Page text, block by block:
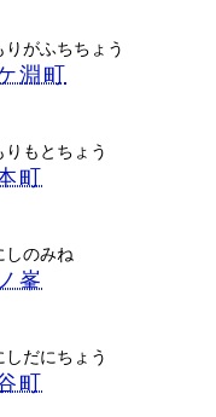
がふちちょう
淵町
もとちょう
町
しのみね
峯
だにちょう
町